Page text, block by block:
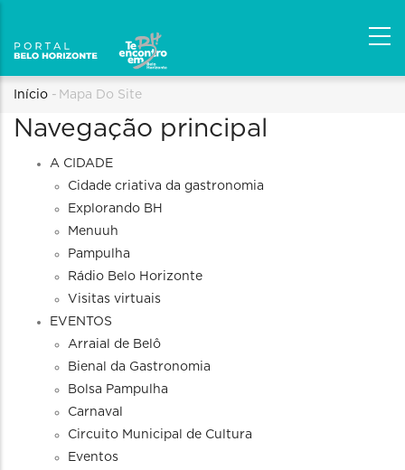
Trilha
de
navegação
Início - Mapa Do Site
Navegação principal
A CIDADE
Cidade criativa da gastronomia
Explorando BH
Menuuh
Pampulha
Rádio Belo Horizonte
Visitas virtuais
EVENTOS
Arraial de Belô
Bienal da Gastronomia
Bolsa Pampulha
Carnaval
Circuito Municipal de Cultura
Eventos